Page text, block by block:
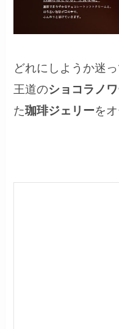
どれにしようか迷
王道のショコラノ
た珈琲ジェリーを